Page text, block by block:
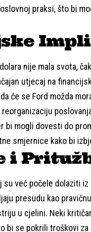
praksi, što bi
nije mala svota,
utjecaj na
će se Ford možda
bi mogli dovesti do
smjernice kako bi
i
su već počele dolaziti
presudu kao
u cjelini. Neki
bi se pokrili troškovi